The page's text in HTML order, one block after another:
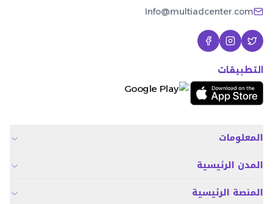
Info@multiadcenter.com
التطبيقات
المعلومات
المدن الرئيسية
المنصة الرئيسية